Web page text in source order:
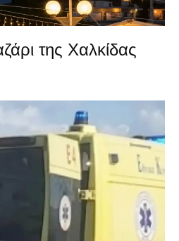
της Χαλκίδας